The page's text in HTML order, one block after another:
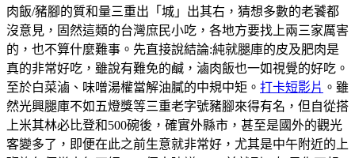
肉飯/豬腳的質和量三重出「城」出其右，猜想多數的老饕都
沒意見，固然這類的台灣庶民小吃，各地方要找上兩三家厲害
的，也不算什麼難事。先直接說結論:純就腿庫的皮及肥肉是
真的非常好吃，雖說有難免的鹹，滷肉飯也一如視覺的好吃。
至於白菜滷、味噌湯權當解油膩的中規中矩。 打卡短影片 。雖
然光興腿庫不如五燈獎等三重老字號豬腳來得有名，但自從搭
上米其林必比登和500碗後，確實外縣市，甚至是國外的觀光
客變多了，即便在此之前生意就非常好，尤其是中午附近的上